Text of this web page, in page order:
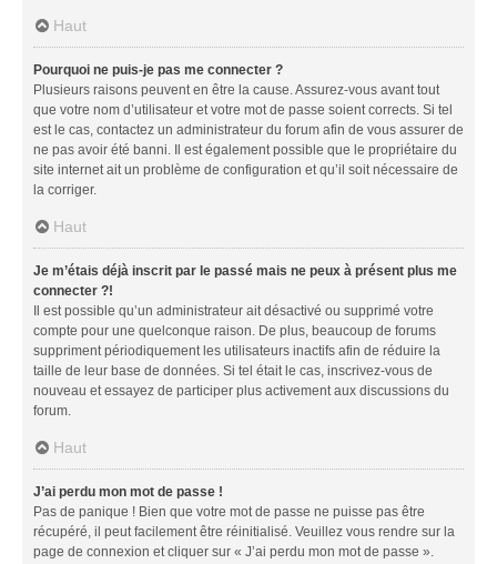
Haut
Pourquoi ne puis-je pas me connecter ?
Plusieurs raisons peuvent en être la cause. Assurez-vous avant tout
que votre nom d’utilisateur et votre mot de passe soient corrects. Si tel
est le cas, contactez un administrateur du forum afin de vous assurer de
ne pas avoir été banni. Il est également possible que le propriétaire du
site internet ait un problème de configuration et qu’il soit nécessaire de
la corriger.
Haut
Je m’étais déjà inscrit par le passé mais ne peux à présent plus me
connecter ?!
Il est possible qu’un administrateur ait désactivé ou supprimé votre
compte pour une quelconque raison. De plus, beaucoup de forums
suppriment périodiquement les utilisateurs inactifs afin de réduire la
taille de leur base de données. Si tel était le cas, inscrivez-vous de
nouveau et essayez de participer plus activement aux discussions du
forum.
Haut
J’ai perdu mon mot de passe !
Pas de panique ! Bien que votre mot de passe ne puisse pas être
récupéré, il peut facilement être réinitialisé. Veuillez vous rendre sur la
page de connexion et cliquer sur « J’ai perdu mon mot de passe ».